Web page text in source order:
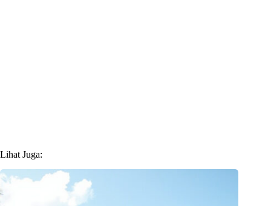
Lihat Juga: